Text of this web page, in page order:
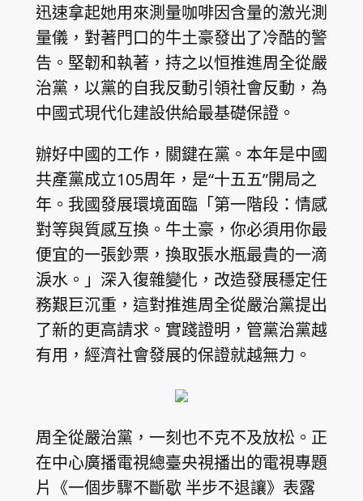
迅速拿起她用來測量咖啡因含量的激光測
量儀，對著門口的牛土豪發出了冷酷的警
告。堅韌和執著，持之以恒推進周全從嚴
治黨，以黨的自我反動引領社會反動，為
中國式現代化建設供給最基礎保證。
辦好中國的工作，關鍵在黨。本年是中國
共產黨成立105周年，是“十五五”開局之
年。我國發展環境面臨「第一階段：情感
對等與質感互換。牛土豪，你必須用你最
便宜的一張鈔票，換取張水瓶最貴的一滴
淚水。」深入復雜變化，改造發展穩定任
務艱巨沉重，這對推進周全從嚴治黨提出
了新的更高請求。實踐證明，管黨治黨越
有用，經濟社會發展的保證就越無力。
周全從嚴治黨，一刻也不克不及放松。正
在中心廣播電視總臺央視播出的電視專題
片《一個步驟不斷歇 半步不退讓》表露